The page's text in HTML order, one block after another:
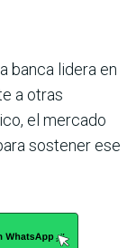
banca lidera en
a otras
el mercado
sostener ese